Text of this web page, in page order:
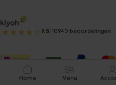
9.5 10940 beoordelingen
Home Menu